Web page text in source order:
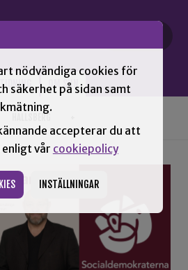
nödvändiga cookies för
säkerhet på sidan samt
accepterar du att
vår cookiepolicy
INSTÄLLNINGAR
TIDNING OM SNN
HALLSBERG